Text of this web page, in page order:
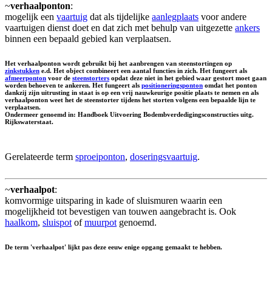
~verhaalponton:
mogelijk een vaartuig dat als tijdelijke aanlegplaats voor andere
vaartuigen dienst doet en dat zich met behulp van uitgezette ankers
binnen een bepaald gebied kan verplaatsen.
Het verhaalponton wordt gebruikt bij het aanbrengen van steenstortingen op
zinkstukken e.d. Het object combineert een aantal functies in zich. Het fungeert als
afmeerponton voor de steenstorters opdat deze niet in het gebied waar gestort moet gaan
worden behoeven te ankeren. Het fungeert als positioneringsponton omdat het ponton
dankzij zijn uitrusting in staat is op een vrij nauwkeurige positie plaats te nemen en als
verhaalponton weet het de steenstorter tijdens het storten volgens een bepaalde lijn te
verplaatsen.
Ondermeer genoemd in: Handboek Uitvoering Bodembverdedigingsconstructies uitg.
Rijkswaterstaat.
Gerelateerde term sproeiponton, doseringsvaartuig.
~verhaalpot:
komvormige uitsparing in kade of sluismuren waarin een
mogelijkheid tot bevestigen van touwen aangebracht is. Ook
haalkom, sluispot ofmuurpot genoemd.
De term 'verhaalpot' lijkt pas deze eeuw enige opgang gemaakt te hebben.